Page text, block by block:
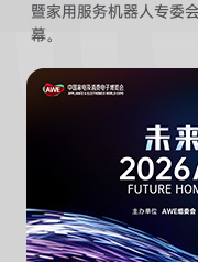
暨家用服务机器人专委
幕。